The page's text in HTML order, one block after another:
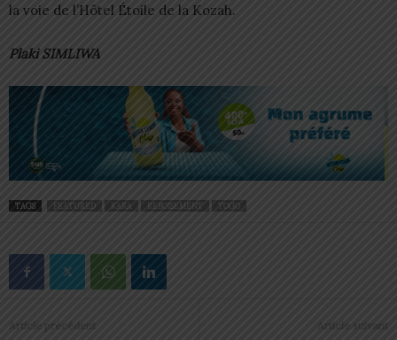
la voie de l’Hôtel Étoile de la Kozah.
Plaki SIMLIWA
TAGS FEATURED KARA REBOISEMENT TOGO
Article précédent Article suivant